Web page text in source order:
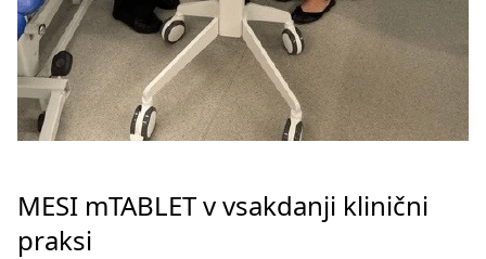
MESI mTABLET v vsakdanji klinični
praksi